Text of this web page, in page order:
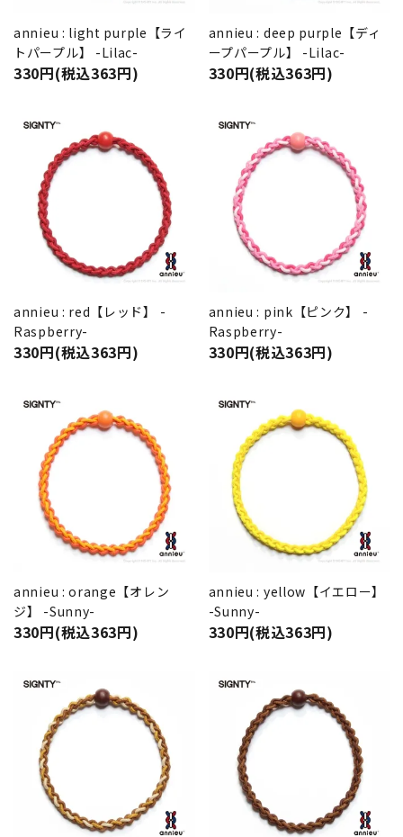
annieu : light purple【ライ
トパープル】 -Lilac-
330円(税込363円)
annieu : deep purple【ディ
ープパープル】 -Lilac-
330円(税込363円)
annieu : red【レッド】 -
Raspberry-
330円(税込363円)
annieu : pink【ピンク】 -
Raspberry-
330円(税込363円)
annieu : orange【オレン
ジ】 -Sunny-
330円(税込363円)
annieu : yellow【イエロー】
-Sunny-
330円(税込363円)